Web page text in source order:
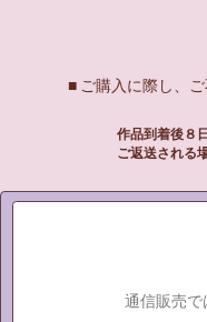
■ ご購入に際し、
作品到着後８
ご返送される
通信販売で